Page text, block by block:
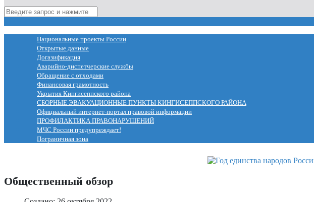
Национальные проекты России
Открытые данные
Догазификация
Аварийно-диспетчерские службы
Обращение с отходами
Финансовая грамотность
Укрытия Кингисеппского района
СБОРНЫЕ ЭВАКУАЦИОННЫЕ ПУНКТЫ КИНГИСЕППСКОГО РАЙОНА
Официальный интернет-портал правовой информации
ПРОФИЛАКТИКА ПРАВОНАРУШЕНИЙ
МЧС России предупреждает!
Пограничная зона
Общественный обзор